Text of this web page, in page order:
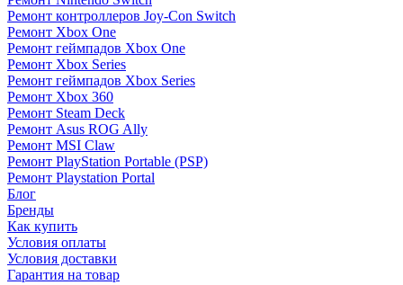
Ремонт контроллеров Joy-Con Switch
Ремонт Xbox One
Ремонт геймпадов Xbox One
Ремонт Xbox Series
Ремонт геймпадов Xbox Series
Ремонт Xbox 360
Ремонт Steam Deck
Ремонт Asus ROG Ally
Ремонт MSI Claw
Ремонт PlayStation Portable (PSP)
Ремонт Playstation Portal
Блог
Бренды
Как купить
Условия оплаты
Условия доставки
Гарантия на товар